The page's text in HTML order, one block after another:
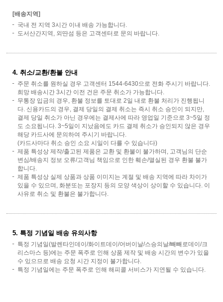
[배송지역]
국내 전 지역 3시간 이내 배송 가능합니다.
도서산간지역, 외딴섬 등은 고객센터로 문의 바랍니다.
4. 취소/교환/환불 안내
주문 취소를 원하실 경우 고객센터 1544-6430으로 전화 주시기 바랍니다.
희망 배송시간 3시간 이전 건은 주문 취소가 가능합니다.
무통장 입금의 경우, 환불 정보를 토대로 2일 내로 환불 처리가 진행됩니
다. 신용카드의 경우, 결제 당일의 결제 취소는 즉시 취소 승인이 되지만,
결제 당일 취소가 아닌 경우에는 결제사에 따라 영업일 기준으로 3~5일 정
도 소요됩니다. 3~5일이 지났음에도 카드 결제 취소가 승인되지 않은 경우
해당 카드사에 문의하여 주시기 바랍니다.
(카드사마다 취소 승인 소요 시일이 다를 수 있습니다)
제품 특성상 제작/출고된 제품은 교환 및 환불이 불가하며, 고객님의 단순
변심/배송지 정보 오류/고객님 책임으로 인한 훼손/멸실된 경우 환불 불가
합니다.
제품 특성상 실제 상품과 상품 이미지는 계절 및 배송 지역에 따라 차이가
있을 수 있으며, 화분또는 포장지 등의 모양 색상이 상이할 수 있습니다. 이
사유로 취소 및 환불은 불가합니다.
5. 특정 기념일 배송 유의사항
특정 기념일(발렌타인데이/화이트데이/어버이날/스승의날/빼빼로데이/크
리스마스 등)에는 주문 폭주로 인해 상품 제작 및 배송 시간의 변수가 있을
수 있으므로 배송 요청 시간 지정이 불가합니다.
특정 기념일에는 주문 폭주로 인해 해피콜 서비스가 지연될 수 있습니다.